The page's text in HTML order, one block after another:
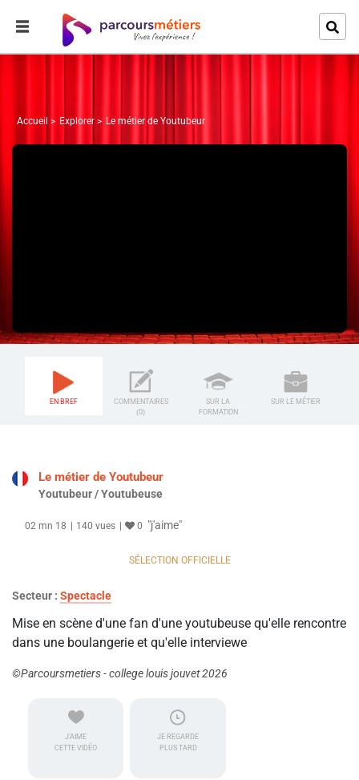
Accueil Explorer Le métier de Youtubeur
EN BREF
COMMENTAIRES
(0)
SUR LA
FORMATION
SUR LE MÉTIER
Le métier de Youtubeur
Youtubeur / Youtubeuse
02 mn 18 140 vues 0 "j'aime"
SÉLECTION OFFICIELLE
Secteur : Spectacle
Mise en scène d'une fan d'une youtubeuse qu'elle rencontre
dans une boulangerie et qu'elle interviewe
©Parcoursmetiers - college louis jouvet 2026
J'AIME
CETTE VIDÉO
JE REGARDE
PLUS TARD